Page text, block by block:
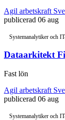
Agil arbetskraft
publicerad 06 aug
Systemanalytiker och
Dataarkitekt
Fast lön
Agil arbetskraft
publicerad 06 aug
Systemanalytiker och